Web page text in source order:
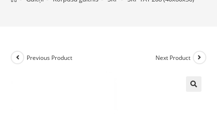
Previous Product Next Product